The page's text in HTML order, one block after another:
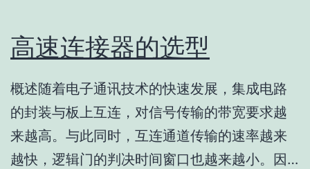
高速连接器的选型
概述随着电子通讯技术的快速发展，集成电路
的封装与板上互连，对信号传输的带宽要求越
来越高。与此同时，互连通道传输的速率越来
越快，逻辑门的判决时间窗口也越来越小。因…